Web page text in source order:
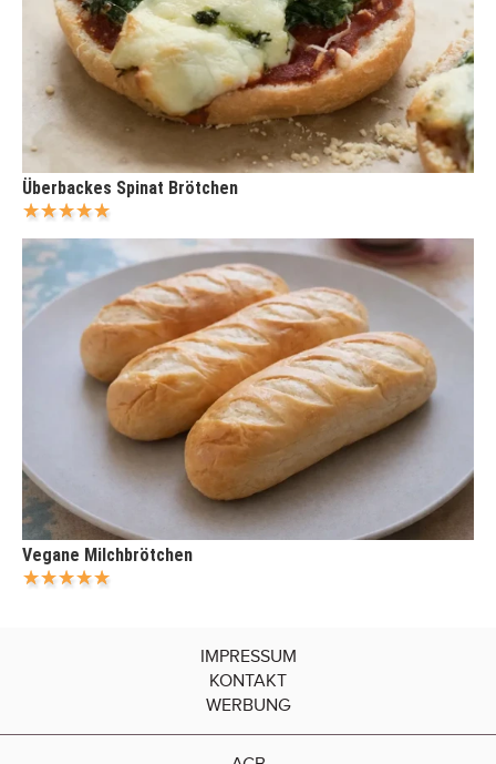
Überbackes Spinat Brötchen
Vegane Milchbrötchen
IMPRESSUM
KONTAKT
WERBUNG